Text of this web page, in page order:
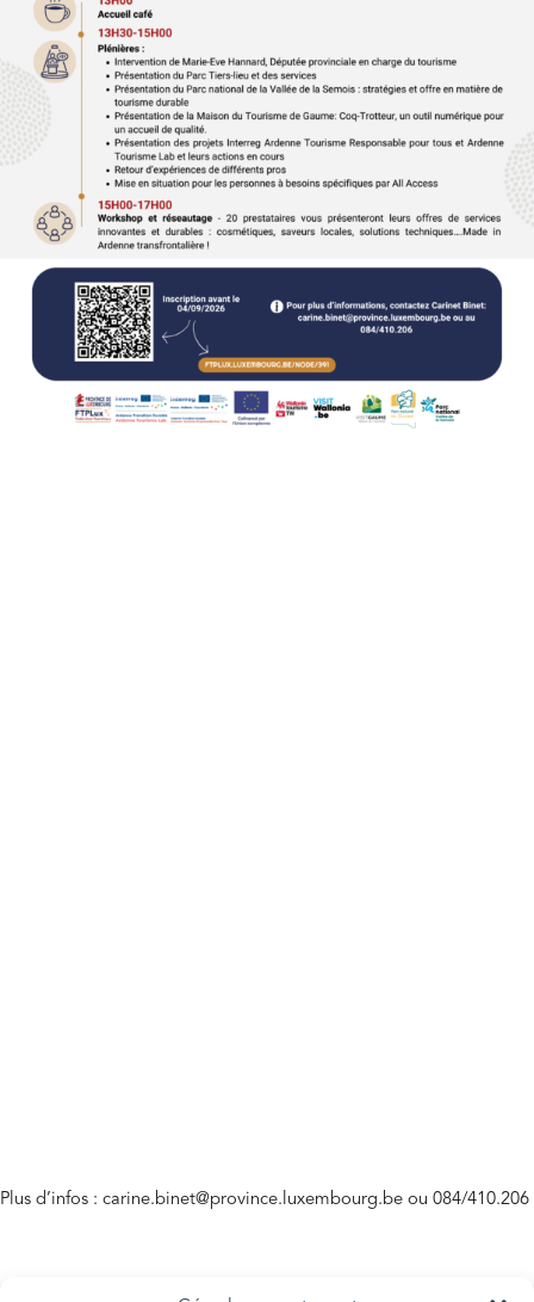
Plus d’infos : carine.binet@province.luxembourg.be ou 084/410.206